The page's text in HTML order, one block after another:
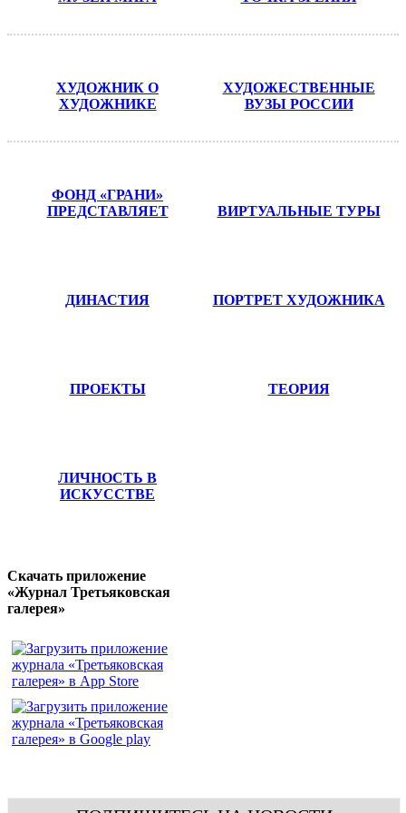
ХУДОЖНИК О
ХУДОЖНИКЕ
ХУДОЖЕСТВЕННЫЕ
ВУЗЫ РОССИИ
ФОНД «ГРАНИ»
ПРЕДСТАВЛЯЕТ
ВИРТУАЛЬНЫЕ ТУРЫ
ДИНАСТИЯ ПОРТРЕТ ХУДОЖНИКА
ПРОЕКТЫ ТЕОРИЯ
ЛИЧНОСТЬ В
ИСКУССТВЕ
Скачать приложение
«Журнал Третьяковская
галерея»